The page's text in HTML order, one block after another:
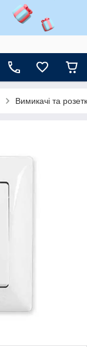
Вимикачі та